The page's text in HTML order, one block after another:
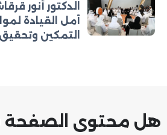
الدكتور أنور
أمل القيادة
التمكين
هل محتوى الصفحة